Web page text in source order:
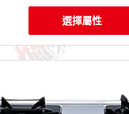
選擇屬性